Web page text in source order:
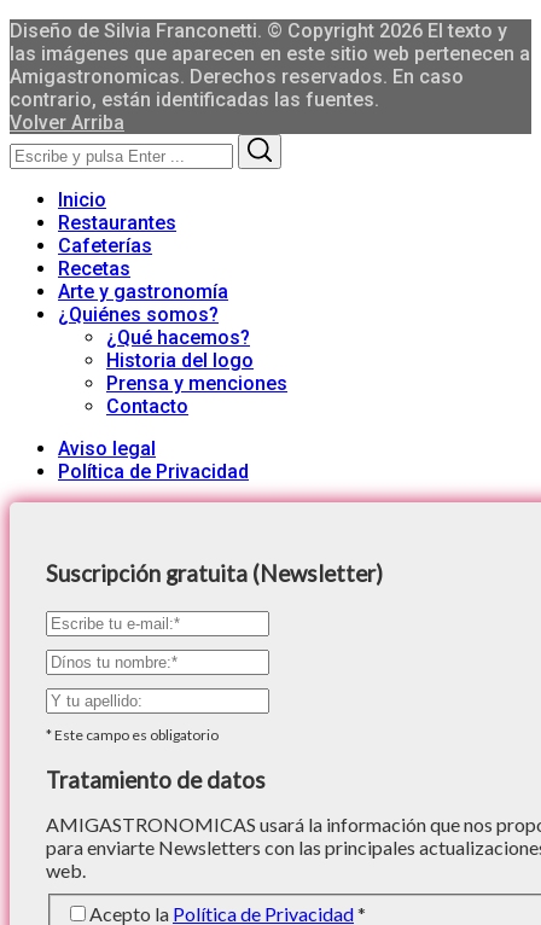
Diseño de Silvia Franconetti. © Copyright 2026 El texto y
las imágenes que aparecen en este sitio web pertenecen a
Amigastronomicas. Derechos reservados. En caso
contrario, están identificadas las fuentes.
Volver Arriba
Search
for:
Inicio
Restaurantes
Cafeterías
Recetas
Arte y gastronomía
¿Quiénes somos?
¿Qué hacemos?
Historia del logo
Prensa y menciones
Contacto
Aviso legal
Política de Privacidad
Suscripción gratuita (Newsletter)
*Este campo es obligatorio
Tratamiento de datos
AMIGASTRONOMICAS usará la información que nos
para enviarte Newsletters con las principales
web.
Acepto la Política de Privacidad*